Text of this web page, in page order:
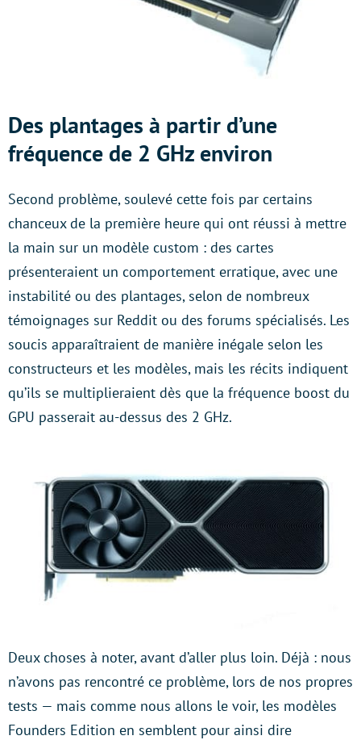
Des plantages à partir d’une
fréquence de 2 GHz environ
Second problème, soulevé cette fois par certains
chanceux de la première heure qui ont réussi à mettre
la main sur un modèle custom : des cartes
présenteraient un comportement erratique, avec une
instabilité ou des plantages, selon de nombreux
témoignages sur Reddit ou des forums spécialisés. Les
soucis apparaîtraient de manière inégale selon les
constructeurs et les modèles, mais les récits indiquent
qu’ils se multiplieraient dès que la fréquence boost du
GPU passerait au-dessus des 2 GHz.
Deux choses à noter, avant d’aller plus loin. Déjà : nous
n’avons pas rencontré ce problème, lors de nos propres
tests — mais comme nous allons le voir, les modèles
Founders Edition en semblent pour ainsi dire